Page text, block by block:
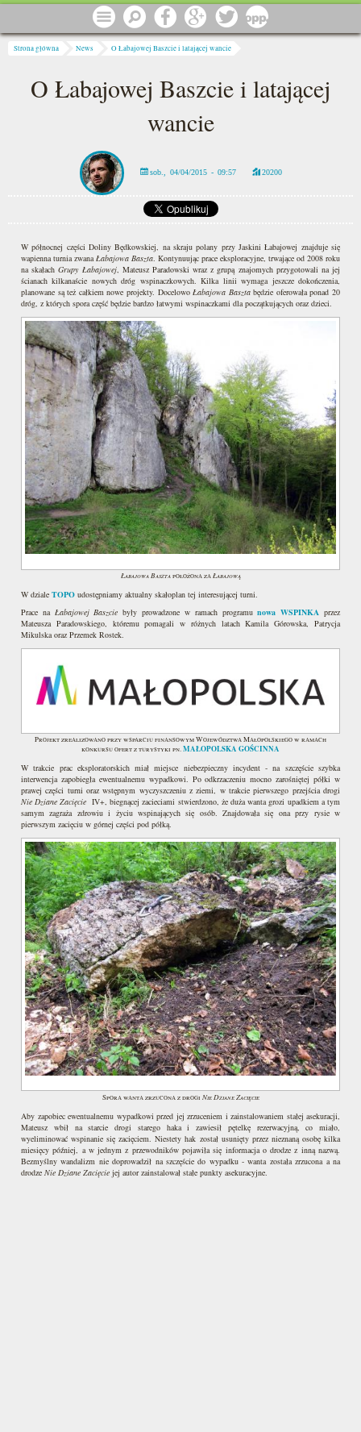
Przejdź do treści Menu Szukaj Facebook Google Twitter
Jesteś tutaj
Strona główna News O Łabajowej Baszcie i latającej wancie
O Łabajowej Baszcie i latającej
wancie
sob., 04/04/2015 - 09:57 20200
W północnej części Doliny Będkowskiej, na skraju polany przy Jaskini Łabajowej znajduje się
wapienna turnia zwana Łabajowa Baszta . Kontynuując prace eksploracyjne, trwające od 2008 roku
na skałachGrupy Łabajowej, Mateusz Paradowski wraz z grupą znajomych przygotowali na jej
ścianach kilkanaście nowych dróg wspinaczkowych. Kilka linii wymaga jeszcze dokończenia,
planowane są też całkiem nowe projekty. DocelowoŁabajowa Basztabędzie oferowała ponad 20
dróg, z których spora część będzie bardzo łatwymi wspinaczkami dla początkujących oraz dzieci.
Łabajowa Basztapołożona zaŁabajową
W dziale TOPO udostępniamy aktualny skałoplan tej interesującej turni.
Prace na Łabajowej Baszcie były prowadzone w ramach programunowa WSPINKA przez
Mateusza Paradowskiego, któremu pomagali w różnych latach Kamila Górowska, Patrycja
Mikulska oraz Przemek Rostek.
Projekt zrealizowano przy wsparciu finansowym Województwa Małopolskiego w ramach
konkursu ofert z turystyki pn.MAŁOPOLSKA GOŚCINNA
W trakcie prac eksploratorskich miał miejsce niebezpieczny incydent - na szczęście szybka
interwencja zapobiegła ewentualnemu wypadkowi. Po odkrzaczeniu mocno zarośniętej półki w
prawej części turni oraz wstępnym wyczyszczeniu z ziemi, w trakcie pierwszego przejścia drogi
Nie Dziane Zacięcie IV+, biegnącej zacieciami stwierdzono, że duża wanta grozi upadkiem a tym
samym zagraża zdrowiu i życiu wspinających się osób. Znajdowała się ona przy rysie w
pierwszym zacięciu w górnej części pod półką.
Spora wanta zrzucona z drogi Nie Dziane Zacięcie
Aby zapobiec ewentualnemu wypadkowi przed jej zrzuceniem i zainstalowaniem stałej asekuracji,
Mateusz wbił na starcie drogi starego haka i zawiesił pętelkę rezerwacyjną, co miało,
wyeliminować wspinanie się zacięciem. Niestety hak został usunięty przez nieznaną osobę kilka
miesięcy później, a w jednym z przewodników pojawiła się informacja o drodze z inną nazwą.
Bezmyślny wandalizm nie doprowadził na szczęście do wypadku - wanta została zrzucona a na
drodze Nie Dziane Zacięcie jej autor zainstalował stałe punkty asekuracyjne.